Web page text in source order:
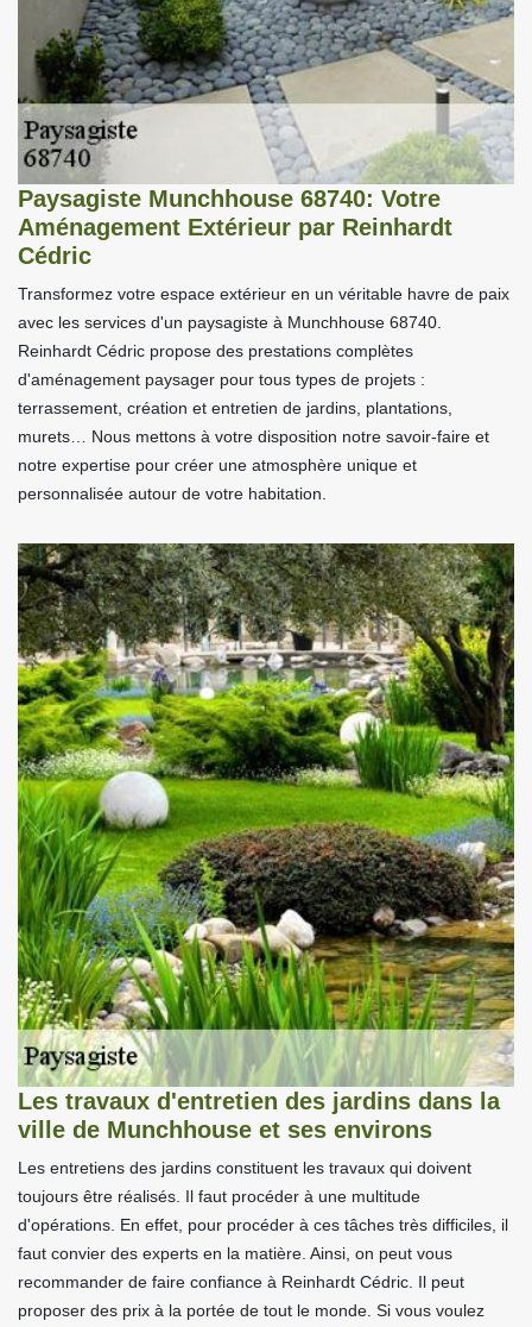
Paysagiste Munchhouse 68740: Votre
Aménagement Extérieur par Reinhardt
Cédric
Transformez votre espace extérieur en un véritable havre de paix
avec les services d'un paysagiste à Munchhouse 68740.
Reinhardt Cédric propose des prestations complètes
d'aménagement paysager pour tous types de projets :
terrassement, création et entretien de jardins, plantations,
murets… Nous mettons à votre disposition notre savoir-faire et
notre expertise pour créer une atmosphère unique et
personnalisée autour de votre habitation.
Les travaux d'entretien des jardins dans la
ville de Munchhouse et ses environs
Les entretiens des jardins constituent les travaux qui doivent
toujours être réalisés. Il faut procéder à une multitude
d'opérations. En effet, pour procéder à ces tâches très difficiles, il
faut convier des experts en la matière. Ainsi, on peut vous
recommander de faire confiance à Reinhardt Cédric. Il peut
proposer des prix à la portée de tout le monde. Si vous voulez